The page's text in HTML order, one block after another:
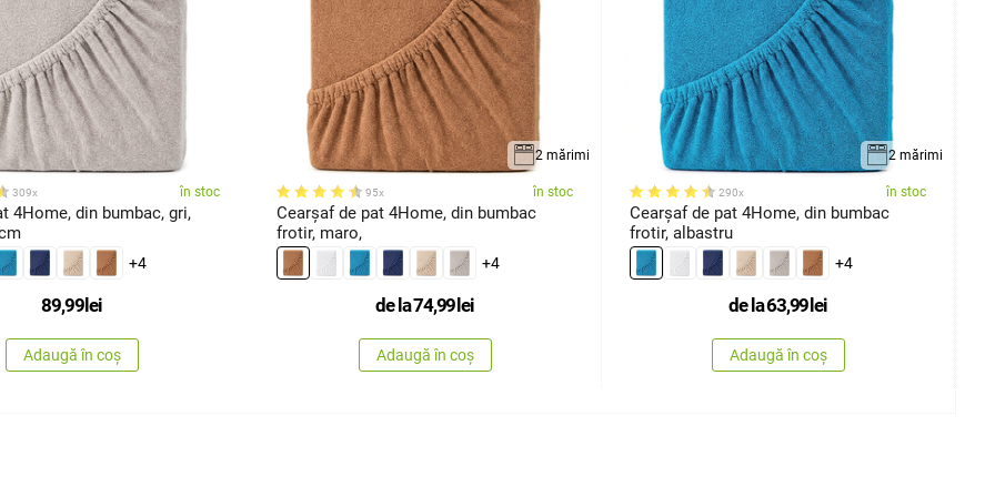
309x în stoc
4Home, din bumbac, gri,
+4
89,99lei
Adaugă în coș
2 mărimi
95x în stoc
Cearșaf de pat 4Home, din bumbac
frotir, maro,
+4
de la74,99lei
Adaugă în coș
2 mărimi
290x în stoc
Cearșaf de pat 4Home, din bumbac
frotir, albastru
+4
de la63,99lei
Adaugă în coș